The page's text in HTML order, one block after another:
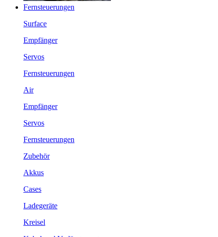
Fernsteuerungen
Surface
Empfänger
Servos
Fernsteuerungen
Air
Empfänger
Servos
Fernsteuerungen
Zubehör
Akkus
Cases
Ladegeräte
Kreisel